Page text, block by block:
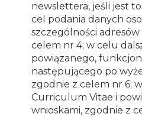
newslettera, jeśli jest
cel podania danych
szczególności
celem nr 4; w celu
powiązanego,
następującego po
zgodnie z celem nr 6;
Curriculum Vitae i
wnioskami, zgodnie z